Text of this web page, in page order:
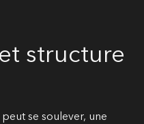
structure
se soulever, une